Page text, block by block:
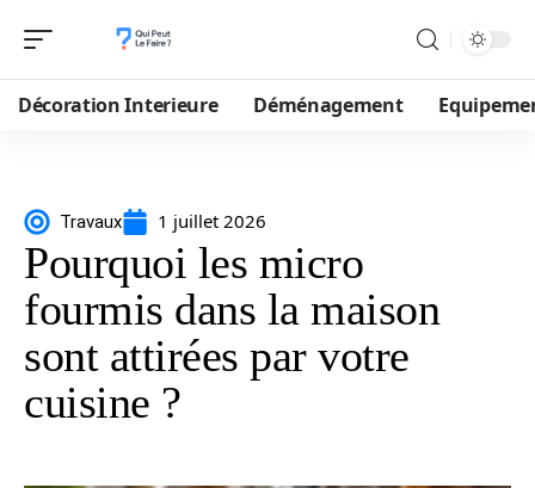
Décoration Interieure Déménagement
Travaux 1 juillet 2026
Pourquoi les micro
fourmis dans la maison
sont attirées par votre
cuisine ?